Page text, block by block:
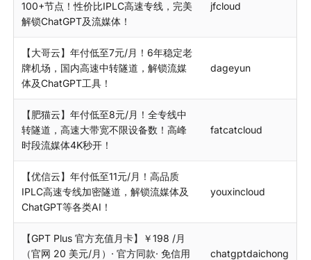
100+节点！性价比IPLC高速专线，完美
解锁ChatGPT及流媒体！
jfcloud
【大哥云】年付低至7元/月！6年稳定老
牌机场，国内高速中转隧道，解锁流媒
体及ChatGPT工具！
dageyun
【肥猫云】年付低至8元/月！全专线中
转隧道，高速大带宽不限设备数！高峰
时段流媒体4K秒开！
fatcatcloud
【优信云】年付低至11元/月！高品质
IPLC高速专线加密隧道，解锁流媒体及
ChatGPT等各类AI！
youxincloud
【GPT Plus 官方充值月卡】￥198 /月
（官网 20 美元/月）· 官方同款· 免信用
chatgptdaichong